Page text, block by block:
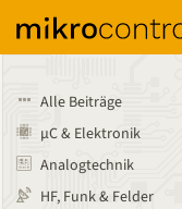
Alle Beiträge
µC & Elektronik
Analogtechnik
HF, Funk & Felder